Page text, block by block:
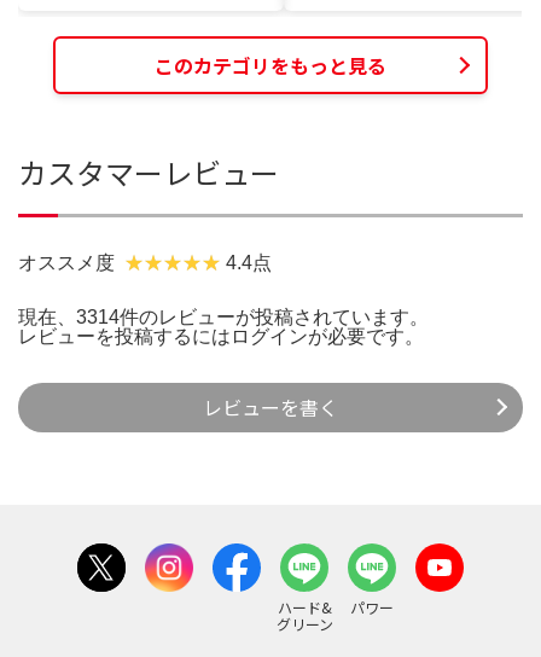
このカテゴリをもっと見る
カスタマーレビュー
オススメ度 4.4点
現在、3314件のレビューが投稿されています。
レビューを投稿するには ログインが必要です。
レビューを書く
ハード&
グリーン
パワー